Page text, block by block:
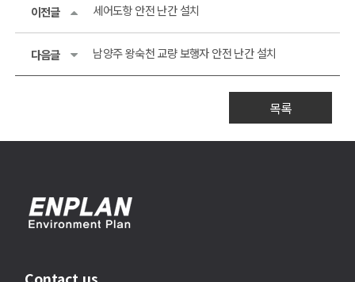
이전글 세어도항 안전 난간 설치
다음글 남양주 왕숙천 교량 보행자 안전 난간 설치
목록